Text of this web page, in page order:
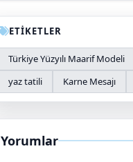
ETİKETLER
Türkiye Yüzyılı Maarif Modeli
yaz tatili
Karne Mesajı
Yorumlar